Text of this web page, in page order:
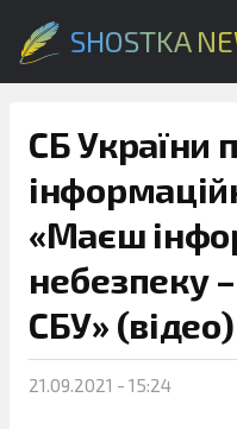
SHOSTKA
СБ України
«Маєш
небезпеку
СБУ» (відео)
21.09.2021 - 15:24